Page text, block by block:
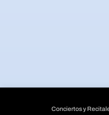
Conciertos y